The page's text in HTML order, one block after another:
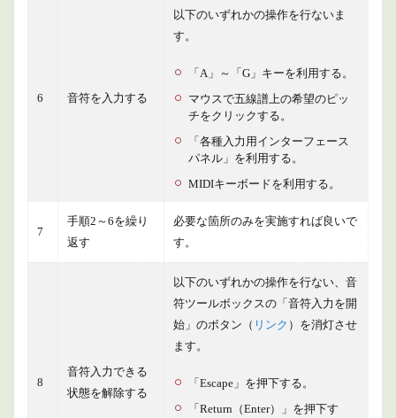
6 音符を入力する
以下のいずれかの操作を行ないま
す。
「A」～「G」キーを利用する。
マウスで五線譜上の希望のピッ
チをクリックする。
「各種入力用インターフェース
パネル」を利用する。
MIDIキーボードを利用する。
7
手順2～6を繰り
返す
必要な箇所のみを実施すれば良いで
す。
8
音符入力できる
状態を解除する
以下のいずれかの操作を行ない、音
符ツールボックスの「音符入力を開
始」のボタン（ リンク ）を消灯させ
ます。
「Escape」を押下する。
「Return（Enter）」を押下す